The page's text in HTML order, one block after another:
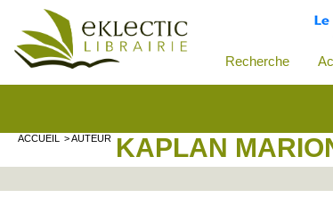
Recherche
ACCUEIL > AUTEUR KAPLAN